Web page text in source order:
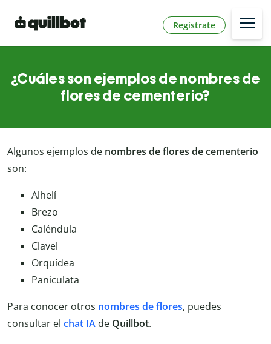
Regístrate
¿Cuáles son ejemplos de nombres de
flores de cementerio?
Algunos ejemplos de nombres de flores de cementerio
son:
Alhelí
Brezo
Caléndula
Clavel
Orquídea
Paniculata
Para conocer otros nombres de flores, puedes
consultar el chat IA de Quillbot.